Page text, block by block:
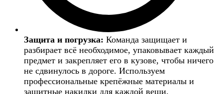
Защита и погрузка: Команда защищает и
разбирает всё необходимое, упаковывает каждый
предмет и закрепляет его в кузове, чтобы ничего
не сдвинулось в дороге. Используем
профессиональные крепёжные материалы и
защитные накидки для каждой вещи.